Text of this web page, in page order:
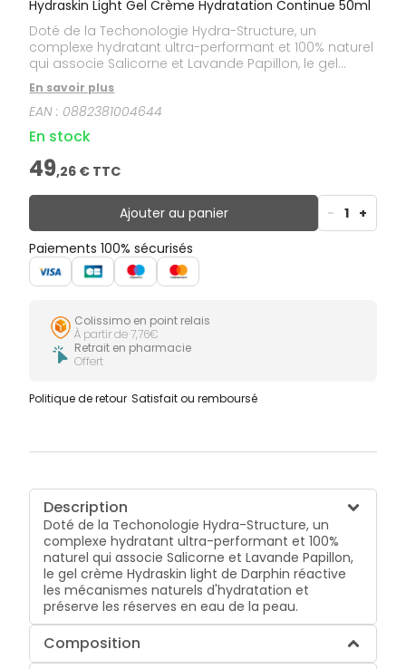
Hydraskin Light Gel Crème Hydratation Continue 50ml
Doté de la Techonologie Hydra-Structure, un
complexe hydratant ultra-performant et 100% naturel
qui associe Salicorne et Lavande Papillon, le gel
crème Hydraskin&nbsp;light de Darphin réactive les
mécanismes naturels d'hydratation et préserve les
réserves en eau de la peau.
En savoir plus
EAN : 0882381004644
En stock
49,26 € TTC
Ajouter au panier - 1 +
Paiements 100% sécurisés
Colissimo en point relais
À partir de 7,76€
Retrait en pharmacie
Offert
Politique de retour Satisfait ou remboursé
Description
Doté de la Techonologie Hydra-Structure, un
complexe hydratant ultra-performant et 100%
naturel qui associe Salicorne et Lavande Papillon,
le gel crème Hydraskin light de Darphin réactive
les mécanismes naturels d'hydratation et
préserve les réserves en eau de la peau.
Composition